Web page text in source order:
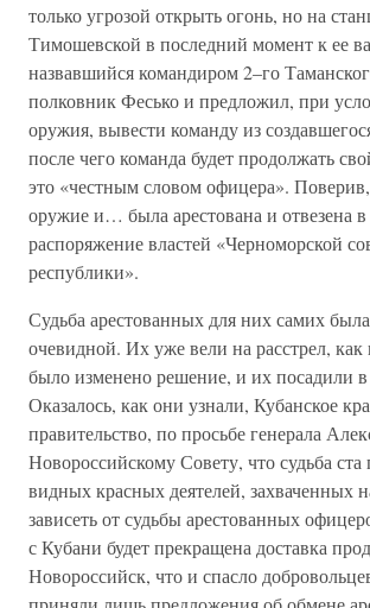
только угрозой открыть огонь, но на
Тимошевской в последний момент к ее
назвавшийся командиром 2–го
полковник Фесько и предложил, при
оружия, вывести команду из
после чего команда будет продолжать
это «честным словом офицера».
оружие и… была арестована и отвезена
распоряжение властей «Черноморской
республики».
Судьба арестованных для них самих
очевидной. Их уже вели на расстрел,
было изменено решение, и их посадили
Оказалось, как они узнали, Кубанское
правительство, по просьбе генерала
Новороссийскому Совету, что судьба ста
видных красных деятелей, захваченных
зависеть от судьбы арестованных
с Кубани будет прекращена доставка
Новороссийск, что и спасло